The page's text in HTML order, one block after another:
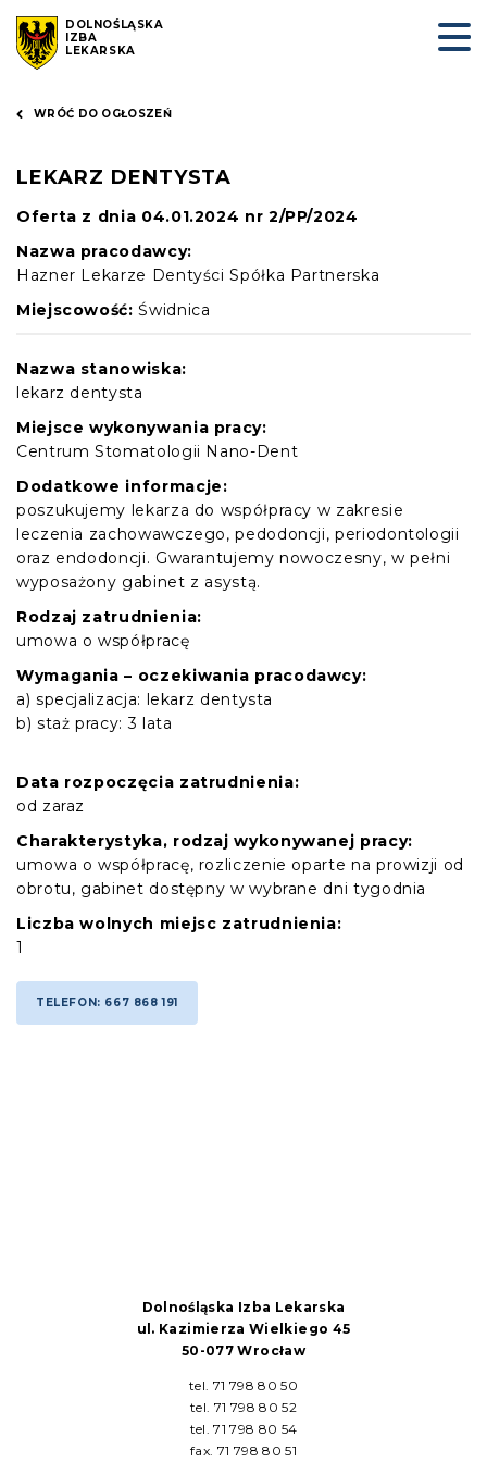
DOLNOŚLĄSKA
IZBA
LEKARSKA
WRÓĆ DO OGŁOSZEŃ
LEKARZ DENTYSTA
Oferta z dnia 04.01.2024 nr 2/PP/2024
Nazwa pracodawcy:
Hazner Lekarze Dentyści Spółka Partnerska
Miejscowość: Świdnica
Nazwa stanowiska:
lekarz dentysta
Miejsce wykonywania pracy:
Centrum Stomatologii Nano-Dent
Dodatkowe informacje:
poszukujemy lekarza do współpracy w zakresie
leczenia zachowawczego, pedodoncji, periodontologii
oraz endodoncji. Gwarantujemy nowoczesny, w pełni
wyposażony gabinet z asystą.
Rodzaj zatrudnienia:
umowa o współpracę
Wymagania – oczekiwania pracodawcy:
a) specjalizacja: lekarz dentysta
b) staż pracy: 3 lata
Data rozpoczęcia zatrudnienia:
od zaraz
Charakterystyka, rodzaj wykonywanej pracy:
umowa o współpracę, rozliczenie oparte na prowizji od
obrotu, gabinet dostępny w wybrane dni tygodnia
Liczba wolnych miejsc zatrudnienia:
1
TELEFON: 667 868 191
Dolnośląska Izba Lekarska
ul. Kazimierza Wielkiego 45
50-077 Wrocław
tel. 71 798 80 50
tel. 71 798 80 52
tel. 71 798 80 54
fax. 71 798 80 51